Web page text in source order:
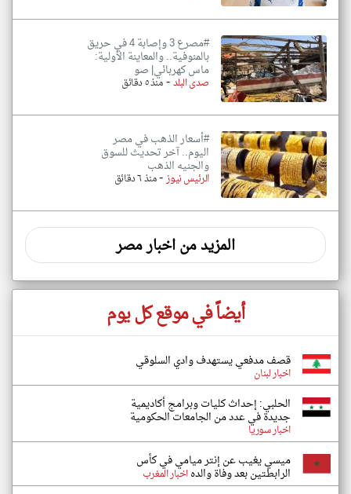
#مصرع 3 وإصابة 4 في حريق
بالمنوفية.. والمعاينة الأولية:
ماس كهربائي| صو
صدى البلد-منذ ٥ دقائق
#أسعار الذهب في مصر
اليوم.. آخر تحديث للسوق
والجنيه الذهب
الرئيس نيوز-منذ ٦ دقائق
المزيد من اخبار مصر
أيضاً في موقع كل يوم
قصف مدفعي يستهدف وادي السلوقي
اخبار لبنان
الحلبي: إحداث كليات وبرامج أكاديمية
جديدة في عدد من الجامعات الحكومية
اخبار سوريا
ميسي يغيب عن إنتر ميامي في كأس
الرابطتين بعد وفاة والدهاخبار المغرب